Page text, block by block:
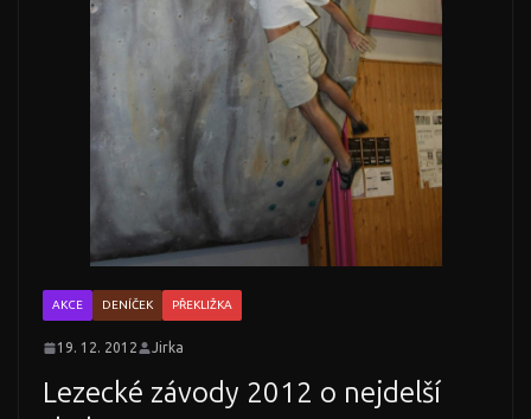
AKCE DENÍČEK PŘEKLIŽKA
19. 12. 2012 Jirka
Lezecké závody 2012 o nejdelší